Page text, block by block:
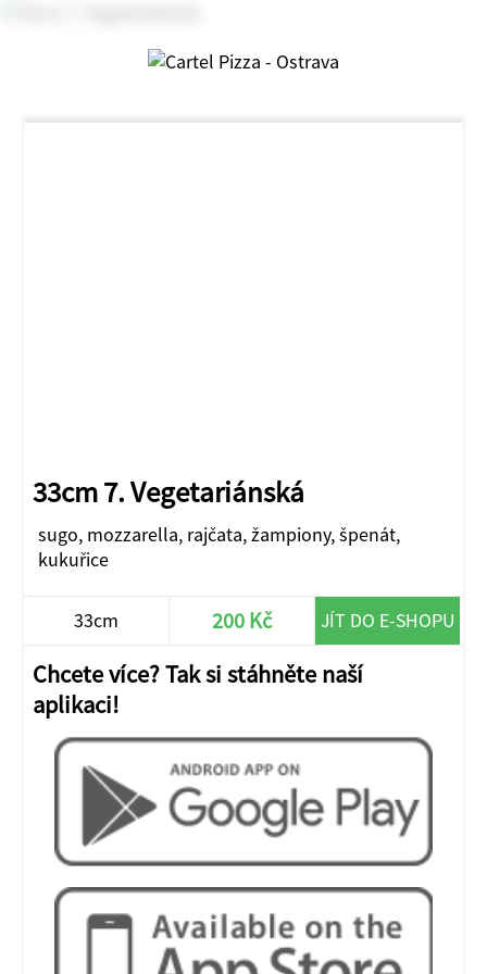
33cm 7. Vegetariánská
sugo, mozzarella, rajčata, žampiony, špenát,
kukuřice
33cm 200 Kč JÍT DO E-SHOPU
Chcete více? Tak si stáhněte naší
aplikaci!